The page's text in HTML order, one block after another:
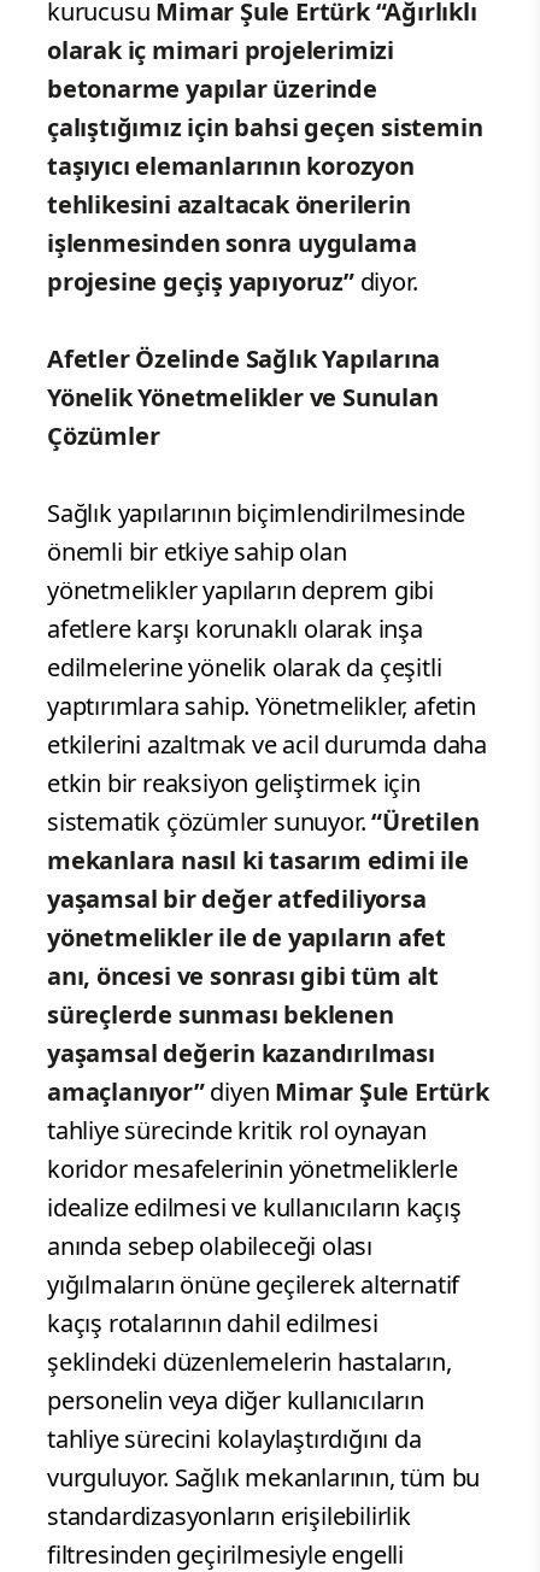
kurucusu Mimar Şule Ertürk “Ağırlıklı
olarak iç mimari projelerimizi
betonarme yapılar üzerinde
çalıştığımız için bahsi geçen sistemin
taşıyıcı elemanlarının korozyon
tehlikesini azaltacak önerilerin
işlenmesinden sonra uygulama
projesine geçiş yapıyoruz”diyor.
Afetler Özelinde Sağlık Yapılarına
Yönelik Yönetmelikler ve Sunulan
Çözümler
Sağlık yapılarının biçimlendirilmesinde
önemli bir etkiye sahip olan
yönetmelikler yapıların deprem gibi
afetlere karşı korunaklı olarak inşa
edilmelerine yönelik olarak da çeşitli
yaptırımlara sahip. Yönetmelikler, afetin
etkilerini azaltmak ve acil durumda daha
etkin bir reaksiyon geliştirmek için
sistematik çözümler sunuyor.“Üretilen
mekanlara nasıl ki tasarım edimi ile
yaşamsal bir değer atfediliyorsa
yönetmelikler ile de yapıların afet
anı, öncesi ve sonrası gibi tüm alt
süreçlerde sunması beklenen
yaşamsal değerin kazandırılması
amaçlanıyor”diyen Mimar Şule Ertürk
tahliye sürecinde kritik rol oynayan
koridor mesafelerinin yönetmeliklerle
idealize edilmesi ve kullanıcıların kaçış
anında sebep olabileceği olası
yığılmaların önüne geçilerek alternatif
kaçış rotalarının dahil edilmesi
şeklindeki düzenlemelerin hastaların,
personelin veya diğer kullanıcıların
tahliye sürecini kolaylaştırdığını da
vurguluyor. Sağlık mekanlarının, tüm bu
standardizasyonların erişilebilirlik
filtresinden geçirilmesiyle engelli